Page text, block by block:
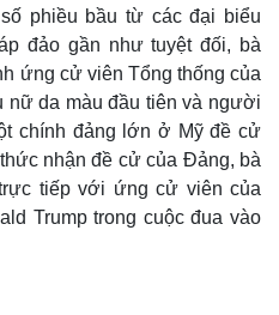
Multimedia
Ảnh
E-Magazine
Infographic
phiều bầu từ các đại biểu
đảo gần như tuyệt đối, bà
ứng cử viên Tổng thống của
da màu đầu tiên và người
chính đảng lớn ở Mỹ đề cử
nhận đề cử của Đảng, bà
tiếp với ứng cử viên của
Trump trong cuộc đua vào